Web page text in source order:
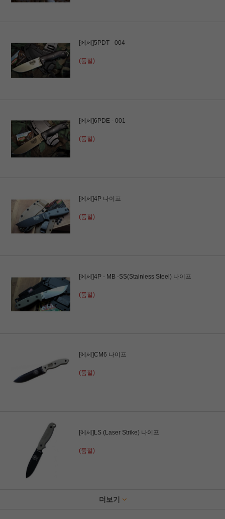
[에세]5PDT - 004
(품절)
[에세]6PDE - 001
(품절)
[에세]4P 나이프
(품절)
[에세]4P - MB -SS(Stainless Steel) 나이프
(품절)
[에세]CM6 나이프
(품절)
[에세]LS (Laser Strike) 나이프
(품절)
더보기